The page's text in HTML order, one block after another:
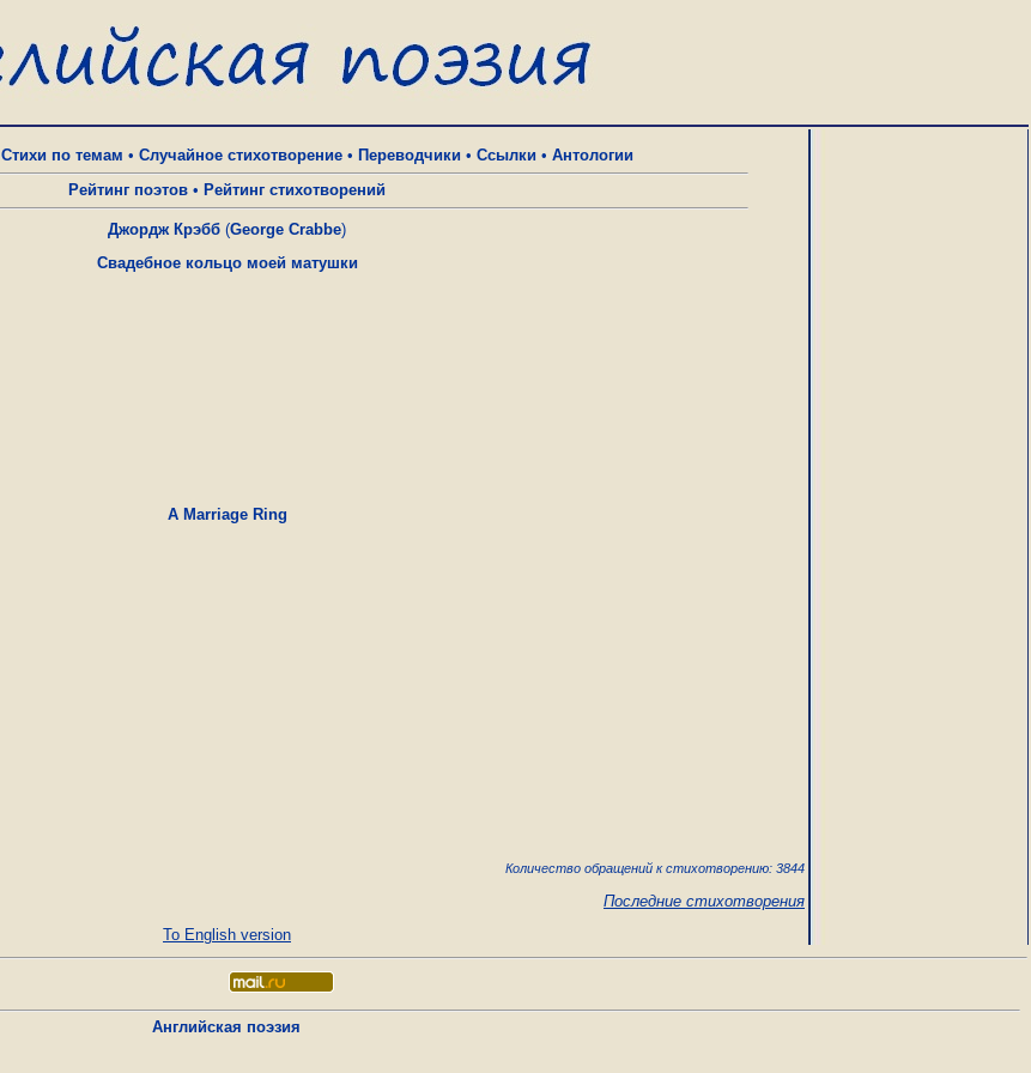
Стихи по темам • Случайное стихотворение• Переводчики • Ссылки • Антологии
Рейтинг поэтов • Рейтинг стихотворений
Джордж Крэбб (George Crabbe)
Свадебное кольцо моей матушки
A Marriage Ring
Количество обращений к стихотворению: 3844
Последние стихотворения
To English version
Английская поэзия